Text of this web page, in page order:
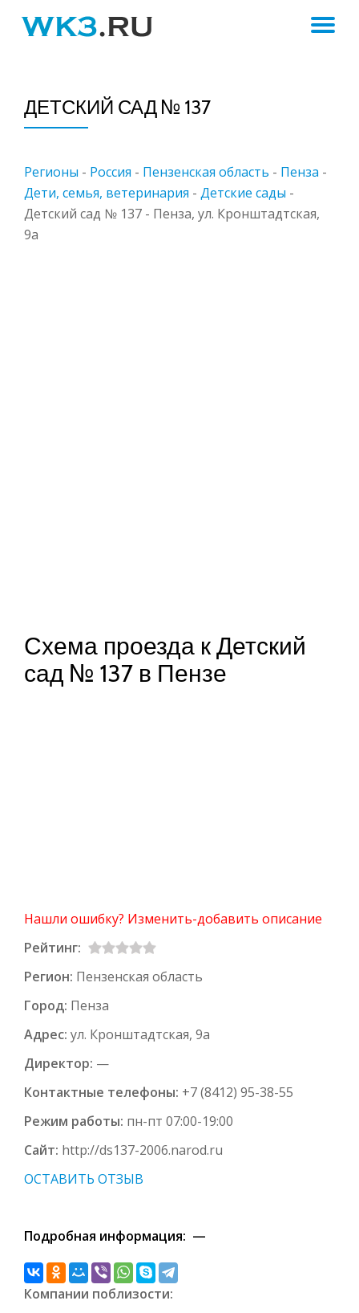
ДЕТСКИЙ САД № 137
Регионы - Россия - Пензенская область - Пенза -
Дети, семья, ветеринария - Детские сады -
Детский сад № 137 - Пенза, ул. Кронштадтская,
9а
Схема проезда к Детский
сад № 137 в Пензе
Нашли ошибку? Изменить-добавить описание
Рейтинг:
Регион: Пензенская область
Город: Пенза
Адрес: ул. Кронштадтская, 9а
Директор: —
Контактные телефоны: +7 (8412) 95-38-55
Режим работы: пн-пт 07:00-19:00
Сайт: http://ds137-2006.narod.ru
ОСТАВИТЬ ОТЗЫВ
Подробная информация: —
Компании поблизости: